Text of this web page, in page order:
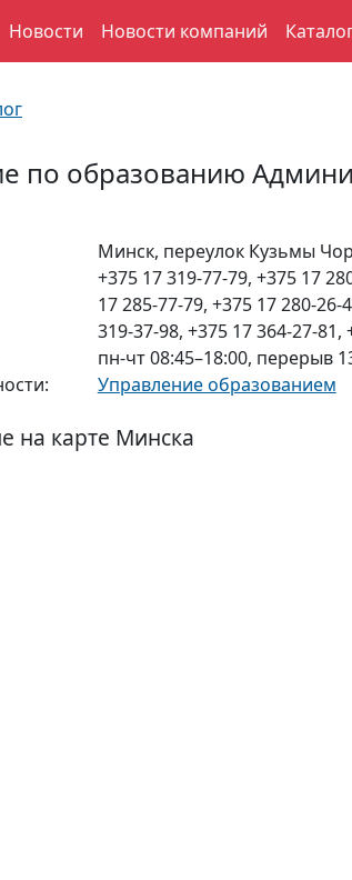
Новости Новости компаний
по образованию
Минск, переулок Кузьмы
+375 17 319-77-79, +375 17
17 285-77-79, +375 17 280-
319-37-98, +375 17 364-27-81,
пн-чт 08:45–18:00, перерыв
Управление образованием
на карте Минска